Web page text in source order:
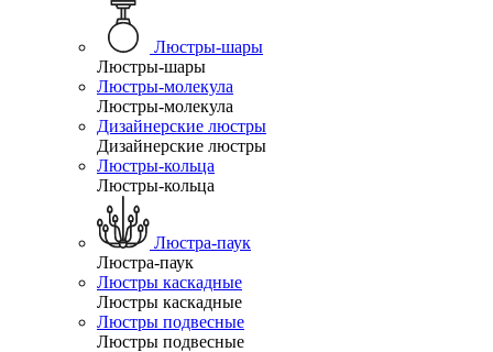
Люстры-шары
Люстры-шары
Люстры-молекула
Люстры-молекула
Дизайнерские люстры
Дизайнерские люстры
Люстры-кольца
Люстры-кольца
Люстра-паук
Люстра-паук
Люстры каскадные
Люстры каскадные
Люстры подвесные
Люстры подвесные